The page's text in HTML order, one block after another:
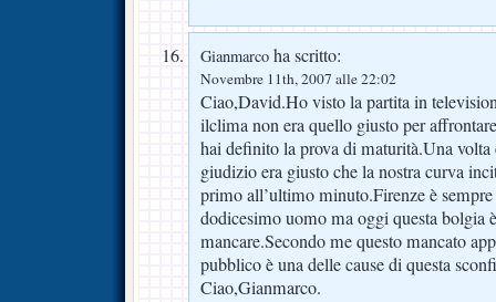
Gianmarco ha scritto:
Novembre 11th, 2007 alle 22:02
Ciao,David.Ho visto la partita in
ilclima non era quello giusto per
hai definito la prova di maturità.Una
giudizio era giusto che la nostra curva
primo all’ultimo minuto.Firenze è
dodicesimo uomo ma oggi questa bolgia
mancare.Secondo me questo mancato
pubblico è una delle cause di questa
Ciao,Gianmarco.